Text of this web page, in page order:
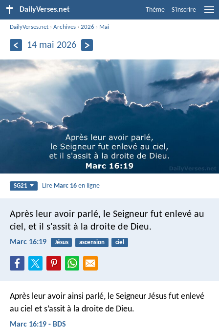
DailyVerses.net Thème S'inscrire
DailyVerses.net ›Archives ›2026 › Mai
14 mai 2026
SG21 Lire Marc 16 en ligne
Après leur avoir parlé, le Seigneur fut enlevé au
ciel, et il s'assit à la droite de Dieu.
Marc 16:19 Jésus ascension ciel
Après leur avoir ainsi parlé, le Seigneur Jésus fut enlevé
au ciel et s’assit à la droite de Dieu.
Marc 16:19 - BDS